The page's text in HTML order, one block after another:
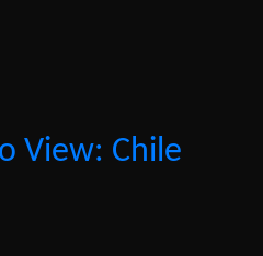
View: Chile